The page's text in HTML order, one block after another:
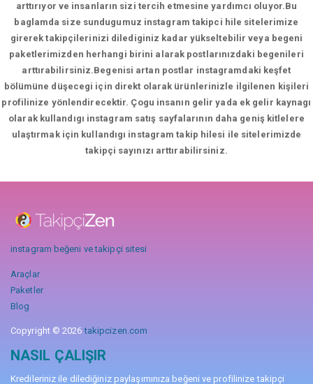
arttırıyor ve insanların sizi tercih etmesine yardımcı oluyor.Bu
baglamda size sundugumuz instagram takipci hile sitelerimize
girerek takipçilerinizi dilediginiz kadar yükseltebilir veya begeni
paketlerimizden herhangi birini alarak postlarınızdaki begenileri
arttırabilirsiniz.Begenisi artan postlar instagramdaki keşfet
bölümüne düşecegi için direkt olarak ürünlerinizle ilgilenen kişileri
profilinize yönlendirecektir. Çogu insanın gelir yada ek gelir kaynagı
olarak kullandıgı instagram satış sayfalarının daha geniş kitlelere
ulaştırmak için kullandıgı instagram takip hilesi ile sitelerimizde
takipçi sayınızı arttırabilirsiniz.
instagram beğeni ve takipçi sitesi
Araçlar
Paketler
Blog
Copyright © 2026takipcizen.com
NASIL ÇALIŞIR
Kredileriniz ile dilediğiniz paylaşımınıza beğeni ve profilinize takipçi